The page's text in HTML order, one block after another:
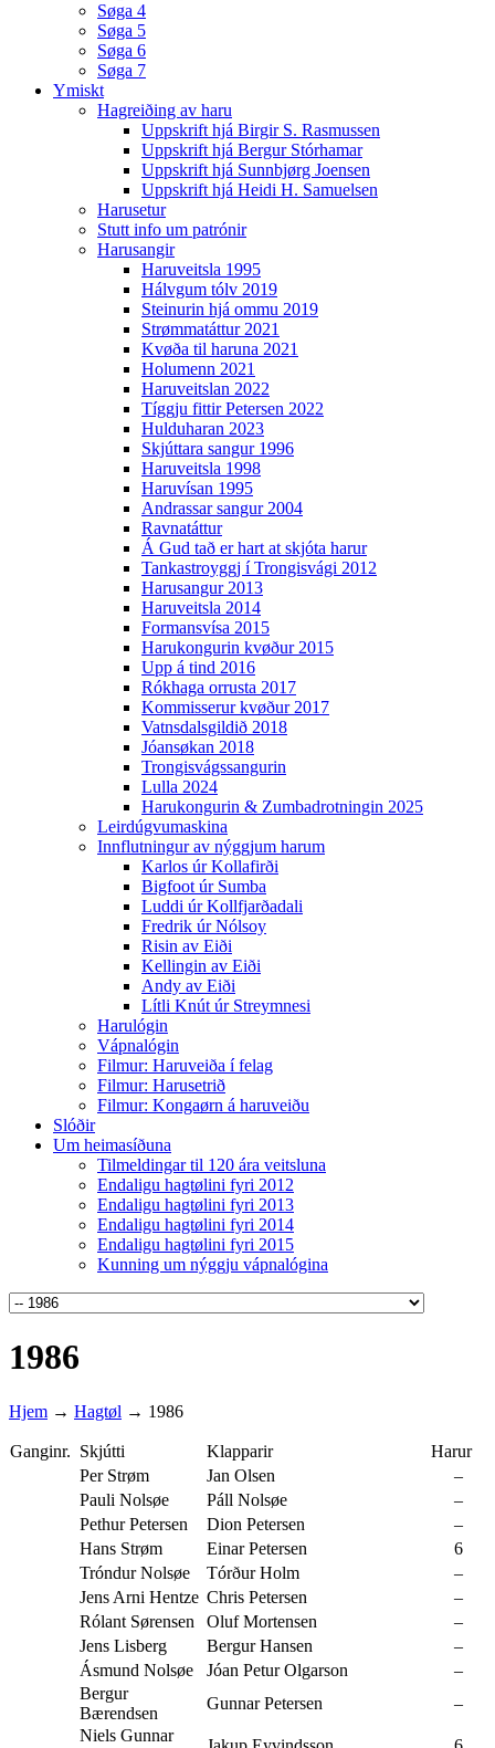
Søga 4
Søga 5
Søga 6
Søga 7
Ymiskt
Hagreiðing av haru
Uppskrift hjá Birgir S. Rasmussen
Uppskrift hjá Bergur Stórhamar
Uppskrift hjá Sunnbjørg Joensen
Uppskrift hjá Heidi H. Samuelsen
Harusetur
Stutt info um patrónir
Harusangir
Haruveitsla 1995
Hálvgum tólv 2019
Steinurin hjá ommu 2019
Strømmatáttur 2021
Kvøða til haruna 2021
Holumenn 2021
Haruveitslan 2022
Tíggju fittir Petersen 2022
Hulduharan 2023
Skjúttara sangur 1996
Haruveitsla 1998
Haruvísan 1995
Andrassar sangur 2004
Ravnatáttur
Á Gud tað er hart at skjóta harur
Tankastroyggj í Trongisvági 2012
Harusangur 2013
Haruveitsla 2014
Formansvísa 2015
Harukongurin kvøður 2015
Upp á tind 2016
Rókhaga orrusta 2017
Kommisserur kvøður 2017
Vatnsdalsgildið 2018
Jóansøkan 2018
Trongisvágssangurin
Lulla 2024
Harukongurin & Zumbadrotningin 2025
Leirdúgvumaskina
Innflutningur av nýggjum harum
Karlos úr Kollafirði
Bigfoot úr Sumba
Luddi úr Kollfjarðadali
Fredrik úr Nólsoy
Risin av Eiði
Kellingin av Eiði
Andy av Eiði
Lítli Knút úr Streymnesi
Harulógin
Vápnalógin
Filmur: Haruveiða í felag
Filmur: Harusetrið
Filmur: Kongaørn á haruveiðu
Slóðir
Um heimasíðuna
Tilmeldingar til 120 ára veitsluna
Endaligu hagtølini fyri 2012
Endaligu hagtølini fyri 2013
Endaligu hagtølini fyri 2014
Endaligu hagtølini fyri 2015
Kunning um nýggju vápnalógina
1986
Hjem → Hagtøl → 1986
Ganginr. Skjútti Klapparir
Harur
Per Strøm
Jan Olsen
–
Pauli Nolsøe
Páll Nolsøe
–
Pethur Petersen
Dion Petersen
–
Hans Strøm
Einar Petersen
6
Tróndur Nolsøe
Tórður Holm
–
Jens Arni Hentze Chris Petersen
–
Rólant Sørensen
Oluf Mortensen
–
Jens Lisberg
Bergur Hansen
–
Ásmund Nolsøe
Jóan Petur Olgarson
–
Bergur
Bærendsen
Gunnar Petersen
–
Niels Gunnar